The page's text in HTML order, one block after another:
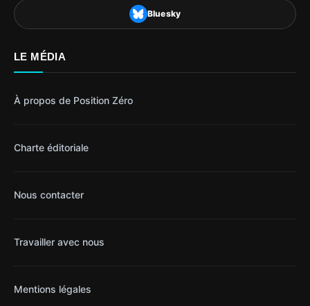
Bluesky
LE MÉDIA
À propos de Position Zéro
Charte éditoriale
Nous contacter
Travailler avec nous
Mentions légales